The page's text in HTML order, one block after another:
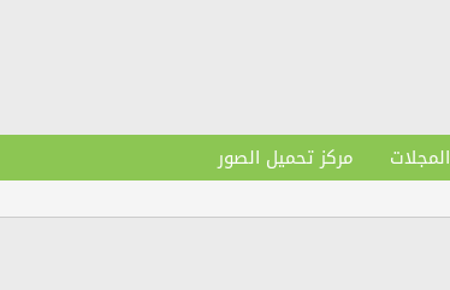
المجلات مركز تحميل الصور